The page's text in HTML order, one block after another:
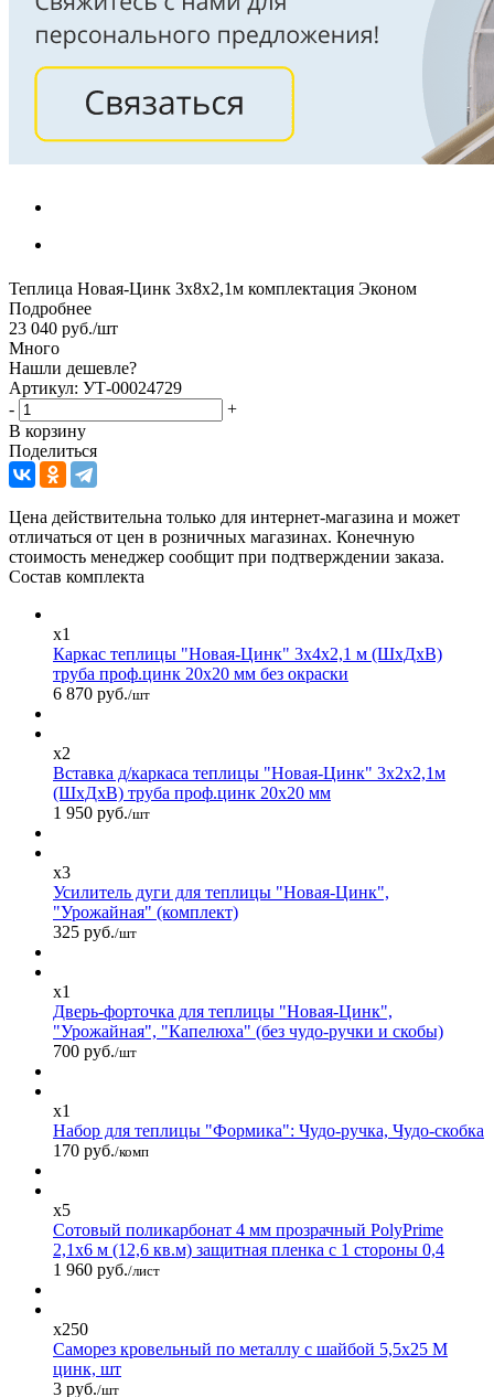
Теплица Новая-Цинк 3х8х2,1м комплектация Эконом
Подробнее
23 040 руб./шт
Много
Нашли дешевле?
Артикул: УТ-00024729
-
+
В корзину
Поделиться
Цена действительна только для интернет-магазина и может
отличаться от цен в розничных магазинах. Конечную
стоимость менеджер сообщит при подтверждении заказа.
Состав комплекта
x1
Каркас теплицы "Новая-Цинк" 3х4х2,1 м (ШхДхВ)
труба проф.цинк 20х20 мм без окраски
6 870 руб./шт
x2
Вставка д/каркаса теплицы "Новая-Цинк" 3х2х2,1м
(ШхДхВ) труба проф.цинк 20х20 мм
1 950 руб./шт
x3
Усилитель дуги для теплицы "Новая-Цинк",
"Урожайная" (комплект)
325 руб./шт
x1
Дверь-форточка для теплицы "Новая-Цинк",
"Урожайная", "Капелюха" (без чудо-ручки и скобы)
700 руб./шт
x1
Набор для теплицы "Формика": Чудо-ручка, Чудо-скобка
170 руб./комп
x5
Сотовый поликарбонат 4 мм прозрачный PolyPrime
2,1х6 м (12,6 кв.м) защитная пленка с 1 стороны 0,4
1 960 руб./лист
x250
Саморез кровельный по металлу с шайбой 5,5x25 М
цинк, шт
3 руб./шт